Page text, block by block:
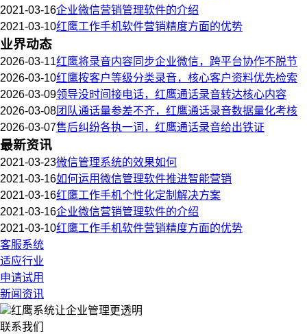
2021-03-16企业微信营销管理软件的介绍
2021-03-10红鹰工作手机软件营销精度方面的优势
业界动态
2026-03-11红鹰将录音内容同步企业微信，跨平台协作不脱节
2026-03-10红鹰按客户等级分类录音，核心客户资料优先检索
2026-03-09领导没时间接电话，红鹰通话录音转达核心内容
2026-03-08团队通话量参差不齐，红鹰通话录音数据量化考核
2026-03-07售后纠纷各执一词，红鹰通话录音给出铁证
最新资讯
2021-03-23微信管理系统的效果如何
2021-03-16如何运用微信管理软件推进智能营销
2021-03-16红鹰工作手机个性化定制解决方案
2021-03-16企业微信营销管理软件的介绍
2021-03-10红鹰工作手机软件营销精度方面的优势
客服系统
适应行业
申请试用
新闻资讯
红鹰系统让企业管理更透明
联系我们